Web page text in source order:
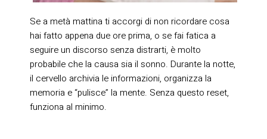
Se a metà mattina ti accorgi di non ricordare cosa
hai fatto appena due ore prima, o se fai fatica a
seguire un discorso senza distrarti, è molto
probabile che la causa sia il sonno. Durante la notte,
il cervello archivia le informazioni, organizza la
memoria e “pulisce” la mente. Senza questo reset,
funziona al minimo.